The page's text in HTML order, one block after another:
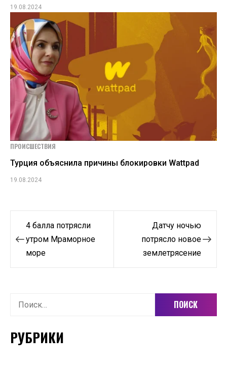
19.08.2024
ПРОИСШЕСТВИЯ
Турция объяснила причины блокировки Wattpad
19.08.2024
Навигация
по
записям
4 балла потрясли
утром Мраморное
море
Датчу ночью
потрясло новое
землетрясение
Найти:
РУБРИКИ